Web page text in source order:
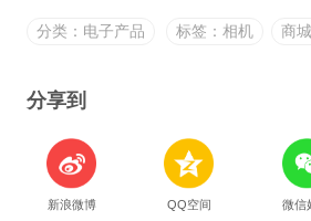
分类：电子产品 标签：相机 商
分享到
新浪微博 QQ空间 微信